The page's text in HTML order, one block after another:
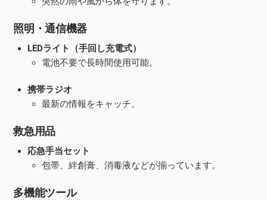
照明・通信機器
LEDライト（手回し充電式）
電池不要で長時間使用可能。
携帯ラジオ
最新の情報をキャッチ。
救急用品
応急手当セット
包帯、絆創膏、消毒液などが揃っています。
多機能ツール